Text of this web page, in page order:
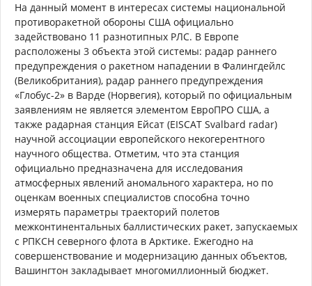
На данный момент в интересах системы национальной
противоракетной обороны США официально
задействовано 11 разнотипных РЛС. В Европе
расположены 3 объекта этой системы: радар раннего
предупреждения о ракетном нападении в Фалингдейлс
(Великобритания), радар раннего предупреждения
«Глобус-2» в Варде (Норвегия), который по официальным
заявлениям не является элементом ЕвроПРО США, а
также радарная станция Ейсат (EISCAT Svalbard radar)
научной ассоциации европейского некогерентного
научного общества. Отметим, что эта станция
официально предназначена для исследования
атмосферных явлений аномального характера, но по
оценкам военных специалистов способна точно
измерять параметры траекторий полетов
межконтинентальных баллистических ракет, запускаемых
с РПКСН северного флота в Арктике. Ежегодно на
совершенствование и модернизацию данных объектов,
Вашингтон закладывает многомиллионный бюджет.